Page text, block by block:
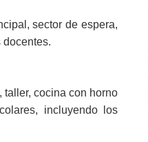
sector de espera,
taller, cocina con horno
incluyendo los